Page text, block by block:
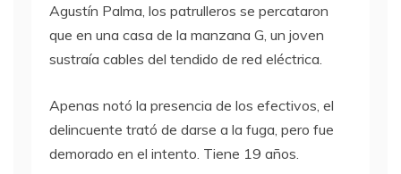
Agustín Palma, los patrulleros se percataron
que en una casa de la manzana G, un joven
sustraía cables del tendido de red eléctrica.
Apenas notó la presencia de los efectivos, el
delincuente trató de darse a la fuga, pero fue
demorado en el intento. Tiene 19 años.